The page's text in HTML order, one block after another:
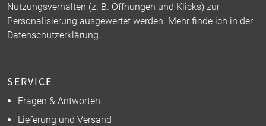
Nutzungsverhalten (z. B. Öffnungen und Klicks) zur
Personalisierung ausgewertet werden. Mehr finde ich in der
Datenschutzerklärung.
SERVICE
Fragen & Antworten
Lieferung und Versand